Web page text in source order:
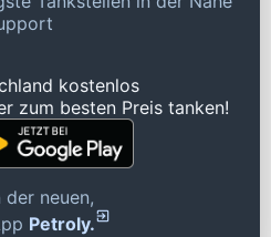
kostenlos
zum besten Preis tanken!
neuen,
Petroly.